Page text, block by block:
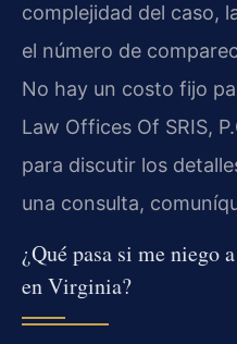
complejidad del caso,
el número de
No hay un costo fijo
Law Offices Of SRIS,
para discutir los
una consulta,
¿Qué pasa si me niego
en Virginia?